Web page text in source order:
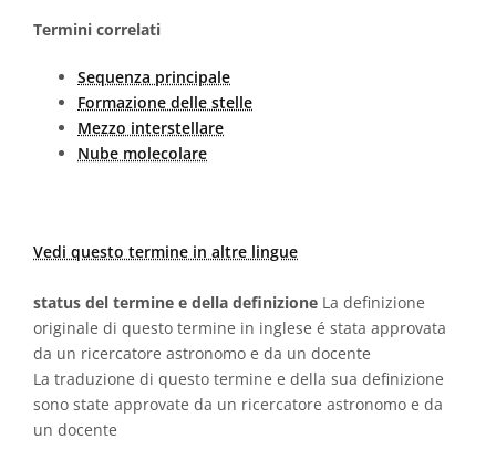
Termini correlati
Sequenza principale
Formazione delle stelle
Mezzo interstellare
Nube molecolare
Vedi questo termine in altre lingue
status del termine e della definizione La definizione
originale di questo termine in inglese é stata approvata
da un ricercatore astronomo e da un docente
La traduzione di questo termine e della sua definizione
sono state approvate da un ricercatore astronomo e da
un docente